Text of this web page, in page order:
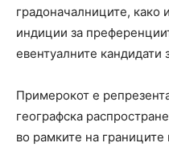
градоначалниците, како
индиции за
евентуалните кандидати
Примерокот е
географска
во рамките на границите